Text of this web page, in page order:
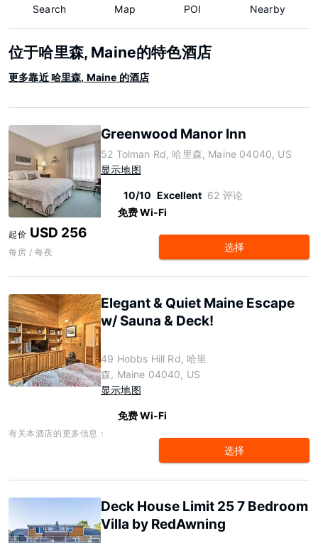
Search Map POI Nearby
位于哈里森, Maine的特色酒店
更多靠近 哈里森, Maine 的酒店
Greenwood Manor Inn
52 Tolman Rd, 哈里森, Maine 04040, US
显示地图
10/10 Excellent 62 评论
免费 Wi-Fi
起价 USD 256
每房 / 每夜 选择
Elegant & Quiet Maine Escape
w/ Sauna & Deck!
49 Hobbs Hill Rd, 哈里
森, Maine 04040, US
显示地图
免费 Wi-Fi
有关本酒店的更多信息：
选择
Deck House Limit 25 7 Bedroom
Villa by RedAwning